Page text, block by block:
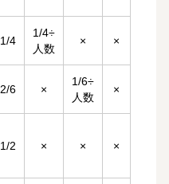
1/4
1/4÷
人数
× ×
2/6 ×
1/6÷
人数
×
1/2 × × ×